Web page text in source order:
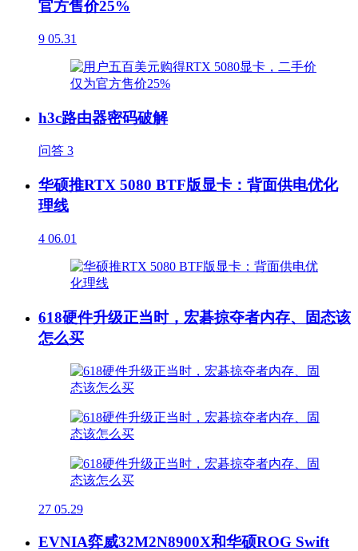
官方售价25%
9 05.31
h3c路由器密码破解
问答 3
华硕推RTX 5080 BTF版显卡：背面供电优化
理线
4 06.01
618硬件升级正当时，宏碁掠夺者内存、固态该
怎么买
27 05.29
EVNIA弈威32M2N8900X和华硕ROG Swift